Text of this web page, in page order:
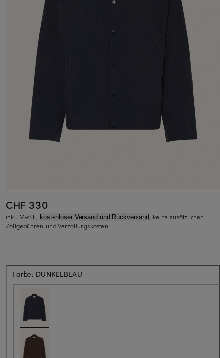
CHF 330
inkl. MwSt., kostenloser Versand und Rückversand, keine zusätzlichen
Zollgebühren und Verzollungskosten
Farbe: DUNKELBLAU